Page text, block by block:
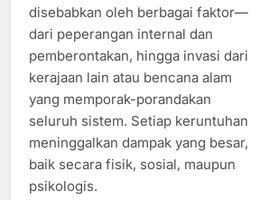
disebabkan oleh berbagai faktor—
dari peperangan internal dan
pemberontakan, hingga invasi dari
kerajaan lain atau bencana alam
yang memporak-porandakan
seluruh sistem. Setiap keruntuhan
meninggalkan dampak yang besar,
baik secara fisik, sosial, maupun
psikologis.